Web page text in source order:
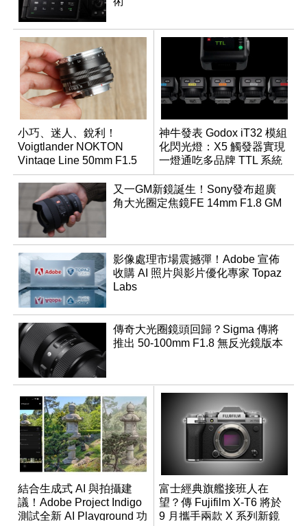
小巧、迷人、銳利！
Voigtlander NOKTON
Vintage Line 50mm F1.5
ASPH II
神牛發表 Godox iT32 模組
化閃光燈：X5 觸發器實現
一燈通吃多品牌 TTL 系統
又一GM新鏡誕生！Sony發布超廣
角大光圈定焦鏡FE 14mm F1.8 GM
影像處理市場震撼彈！Adobe 宣佈
收購 AI 照片與影片優化專家 Topaz
Labs
傳奇大光圈鏡頭回歸？Sigma 傳將
推出 50-100mm F1.8 無反光鏡版本
結合生成式 AI 與拍攝建
議！Adobe Project Indigo
測試全新 AI Playground 功
富士經典旗艦接班人在
望？傳 Fujifilm X-T6 將於
9 月攜手兩款 X 系列新鏡